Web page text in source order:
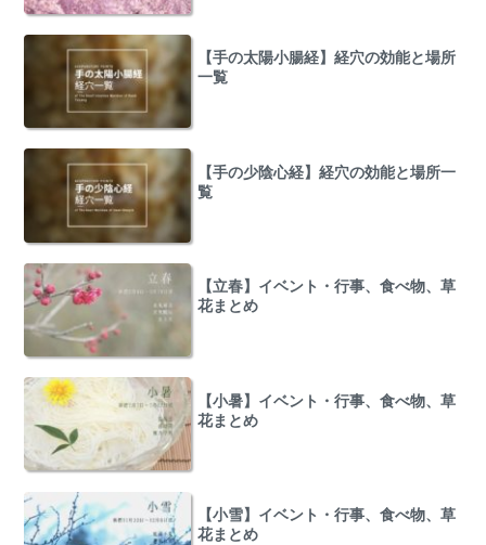
【手の太陽小腸経】経穴の効能と場所
一覧
【手の少陰心経】経穴の効能と場所一
覧
【立春】イベント・行事、食べ物、草
花まとめ
【小暑】イベント・行事、食べ物、草
花まとめ
【小雪】イベント・行事、食べ物、草
花まとめ